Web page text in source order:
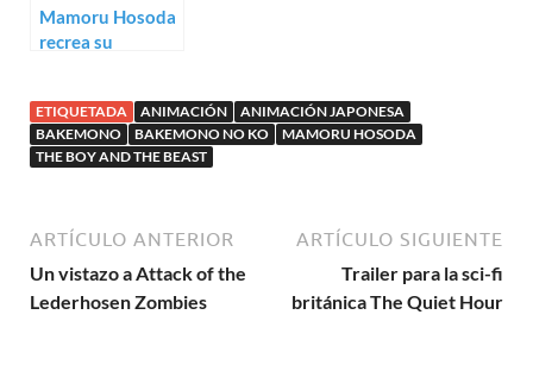
Mamoru Hosoda
recrea su
ETIQUETADA ANIMACIÓN
ANIMACIÓN JAPONESA
BAKEMONO
BAKEMONO NO KO
MAMORU HOSODA
THE BOY AND THE BEAST
ARTÍCULO ANTERIOR
Un vistazo a Attack of the
Lederhosen Zombies
ARTÍCULO SIGUIENTE
Trailer para la sci-fi
británica The Quiet Hour